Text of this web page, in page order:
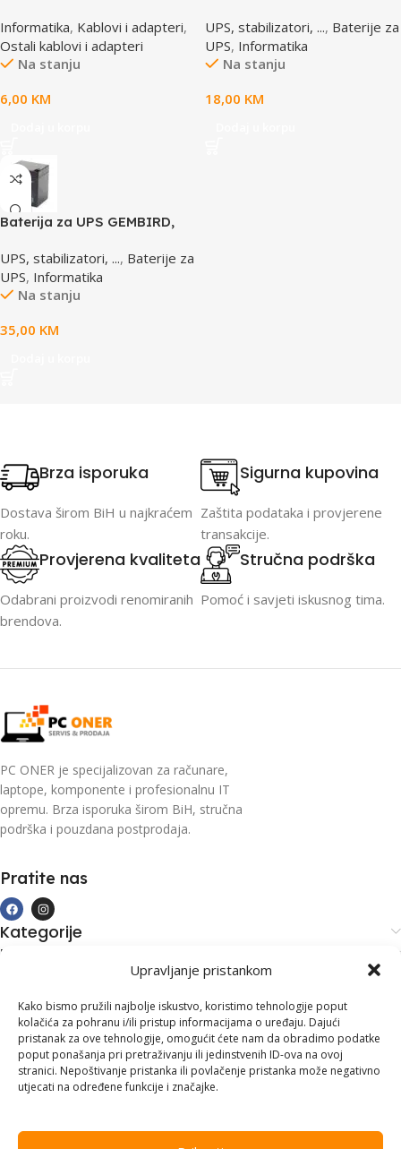
Upravljanje pristankom
Kako bismo pružili najbolje iskustvo, koristimo tehnologije poput
kolačića za pohranu i/ili pristup informacijama o uređaju. Dajući
pristanak za ove tehnologije, omogućit ćete nam da obradimo podatke
poput ponašanja pri pretraživanju ili jedinstvenih ID-ova na ovoj
stranici. Nepoštivanje pristanka ili povlačenje pristanka može negativno
utjecati na određene funkcije i značajke.
GEMBIRD
Informatika, Kablovi i adapteri,
Ostali kablovi i adapteri
Na stanju
6,00 KM
UPS, stabilizatori, ..., Baterije za
UPS, Informatika
Na stanju
18,00 KM
Baterija za UPS GEMBIRD,
UPS, stabilizatori, ..., Baterije za
UPS, Informatika
Na stanju
35,00 KM
Brza isporuka
Dostava širom BiH u najkraćem
roku.
Sigurna kupovina
Zaštita podataka i provjerene
transakcije.
Provjerena kvaliteta
Odabrani proizvodi renomiranih
brendova.
Stručna podrška
Pomoć i savjeti iskusnog tima.
PC ONER je specijalizovan za računare,
laptope, komponente i profesionalnu IT
opremu. Brza isporuka širom BiH, stručna
podrška i pouzdana postprodaja.
Pratite nas
Kategorije
Kupovina i podrška
Kontakt informacije
Branilaca Bosne, 75 300 Lukavac
+387 35 555 999
info@pconer.ba